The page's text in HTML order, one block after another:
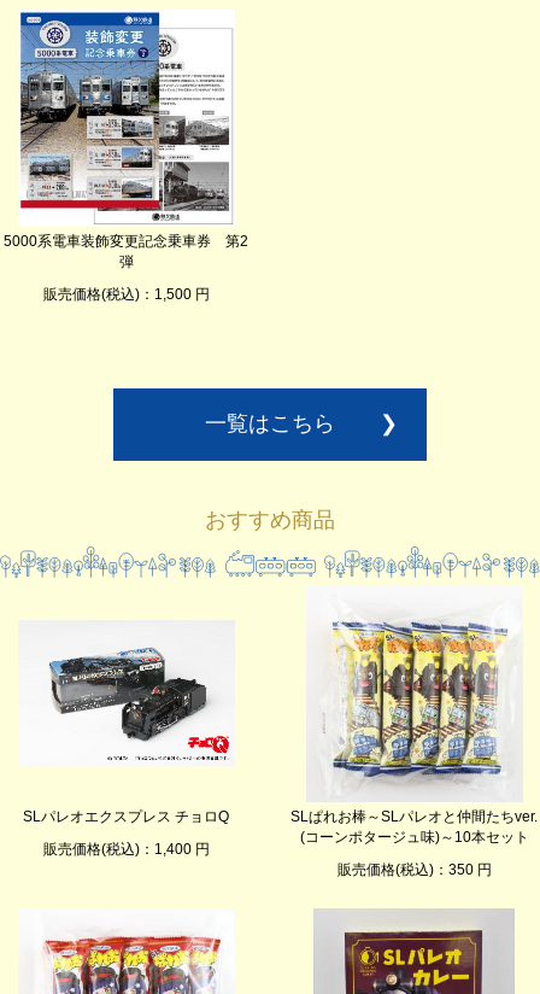
5000系電車装飾変更記念乗車券 第2
弾
販売価格(税込)：1,500 円
一覧はこちら ❯
おすすめ商品
SLパレオエクスプレス チョロQ
販売価格(税込)：1,400 円
SLぱれお棒～SLパレオと仲間たちver.
(コーンポタージュ味)～10本セット
販売価格(税込)：350 円